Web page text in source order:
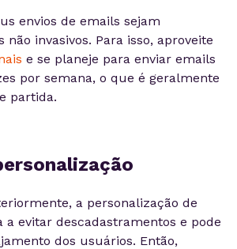
envios de emails sejam
não invasivos. Para isso, aproveite
e se planeje para enviar emails
por semana, o que é geralmente
partida.
a personalização de
a evitar descadastramentos e pode
dos usuários. Então,